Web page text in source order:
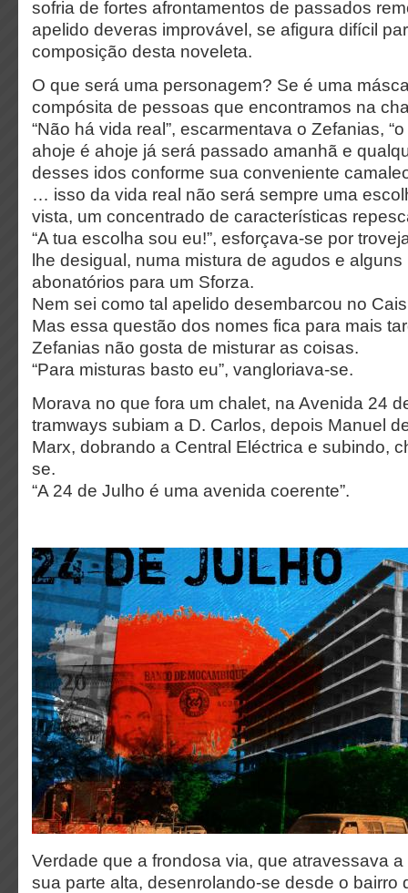
sofria de fortes afrontamentos de passados
apelido deveras improvável, se afigura difícil
composição desta noveleta.
O que será uma personagem? Se é uma
compósita de pessoas que encontramos na
“Não há vida real”, escarmentava o Zefanias,
ahoje é ahoje já será passado amanhã e
desses idos conforme sua conveniente
… isso da vida real não será sempre uma
vista, um concentrado de características
“A tua escolha sou eu!”, esforçava-se por
lhe desigual, numa mistura de agudos e
abonatórios para um Sforza.
Nem sei como tal apelido desembarcou no
Mas essa questão dos nomes fica para mais
Zefanias não gosta de misturar as coisas.
“Para misturas basto eu”, vangloriava-se.
Morava no que fora um chalet, na Avenida 24
tramways subiam a D. Carlos, depois Manuel
Marx, dobrando a Central Eléctrica e subindo,
se.
“A 24 de Julho é uma avenida coerente”.
Verdade que a frondosa via, que atravessava
sua parte alta, desenrolando-se desde o bairro